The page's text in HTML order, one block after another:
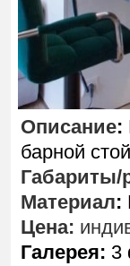
Описание:
барной
Габариты/
Материал:
Цена:
Галерея: 3